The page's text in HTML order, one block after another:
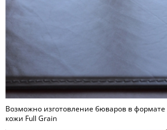
Возможно изготовление бюваров в формате
кожи Full Grain